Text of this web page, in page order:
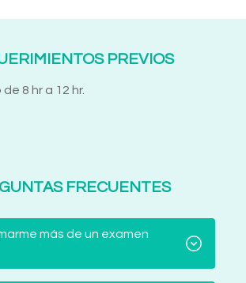
PREVIOS
8 hr a 12 hr.
FRECUENTES
más de un examen